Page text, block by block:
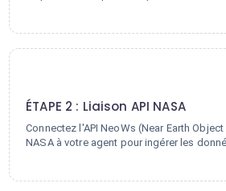
ÉTAPE 2 : Liaison API NASA
Connectez l'API NeoWs (Near Earth
NASA à votre agent pour ingérer les